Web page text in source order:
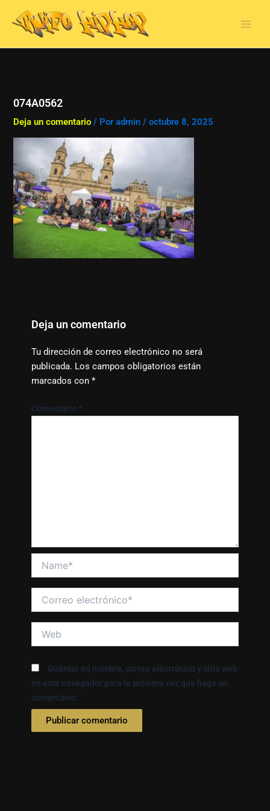
contenido
074A0562
Deja un comentario / Poradmin/octubre 8, 2025
Deja un comentario
Tu dirección de correo electrónico no será
publicada. Los campos obligatorios están
marcados con *
Comentario *
electrónico*
Guardar mi nombre, correo electrónico y sitio web
en este navegador para la próxima vez que haga un
comentario.